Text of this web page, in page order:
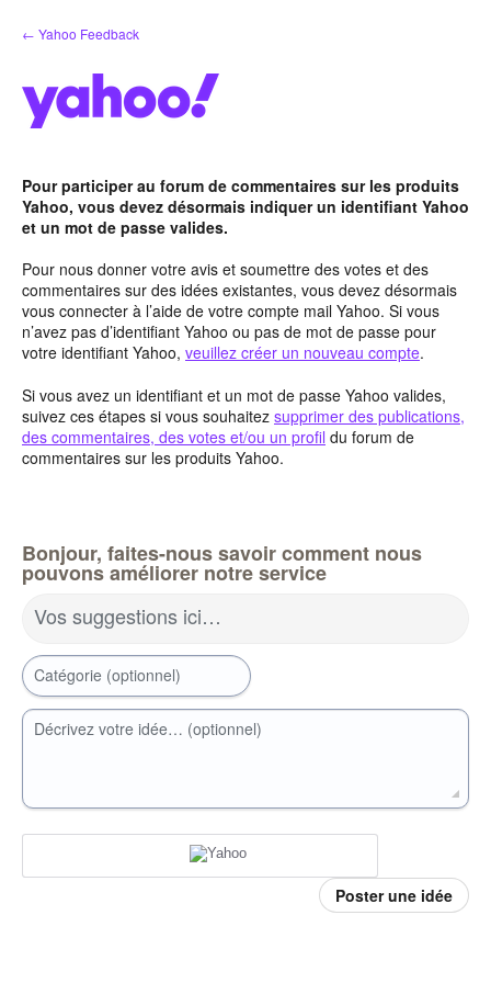
Aller
au
← Yahoo Feedback
Pour participer au forum de commentaires sur les produits
Yahoo, vous devez désormais indiquer un identifiant Yahoo
et un mot de passe valides.
Pour nous donner votre avis et soumettre des votes et des
commentaires sur des idées existantes, vous devez désormais
vous connecter à l’aide de votre compte mail Yahoo. Si vous
n’avez pas d’identifiant Yahoo ou pas de mot de passe pour
votre identifiant Yahoo, veuillez créer un nouveau compte.
Si vous avez un identifiant et un mot de passe Yahoo valides,
suivez ces étapes si vous souhaitez supprimer des publications,
des commentaires, des votes et/ou un profil du forum de
commentaires sur les produits Yahoo.
Bonjour, faites-nous savoir comment nous
pouvons améliorer notre service
Vos suggestions ici…
Catégorie (optionnel)
Décrivez votre idée… (optionnel)
Poster une idée